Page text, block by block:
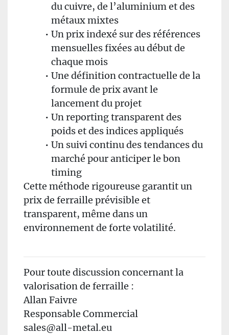
du cuivre, de l’aluminium et des
métaux mixtes
Un prix indexé sur des références
mensuelles fixées au début de
chaque mois
Une définition contractuelle de la
formule de prix avant le
lancement du projet
Un reporting transparent des
poids et des indices appliqués
Un suivi continu des tendances du
marché pour anticiper le bon
timing
Cette méthode rigoureuse garantit un
prix de ferraille prévisible et
transparent, même dans un
environnement de forte volatilité.
Pour toute discussion concernant la
valorisation de ferraille :
Allan Faivre
Responsable Commercial
sales@all-metal.eu